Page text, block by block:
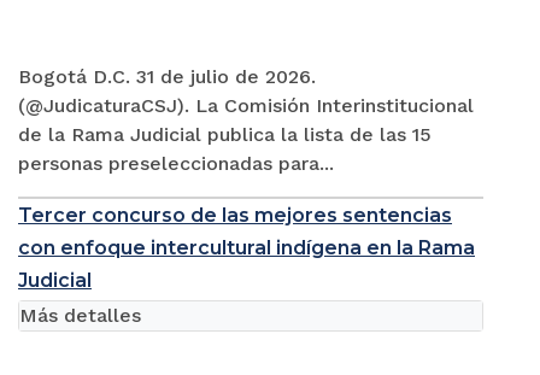
Bogotá D.C. 31 de julio de 2026.
(@JudicaturaCSJ). La Comisión Interinstitucional
de la Rama Judicial publica la lista de las 15
personas preseleccionadas para...
Tercer concurso de las mejores sentencias
con enfoque intercultural indígena en la Rama
Judicial
Más detalles